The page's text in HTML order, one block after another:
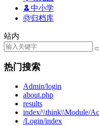
中小学
归档库
站内
热门搜索
Admin/login
about.php
results
index/\\think\\Module/
/Login/index